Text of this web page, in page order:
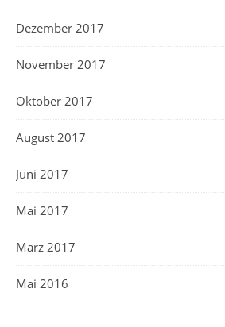
Dezember 2017
November 2017
Oktober 2017
August 2017
Juni 2017
Mai 2017
März 2017
Mai 2016